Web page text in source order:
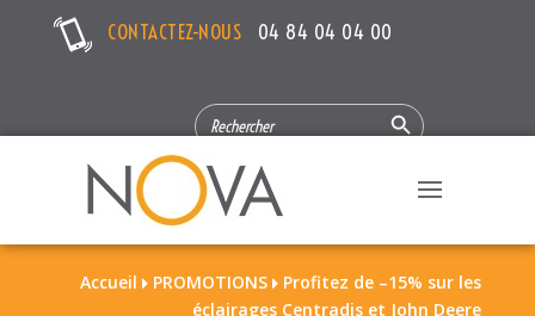
CONTACTEZ-NOUS 04 84 04 04 00
SEARCH
FOR:
Search Button
Accueil  PROMOTIONS  Profitez de –15% sur les
éclairages Centradis et John Deere